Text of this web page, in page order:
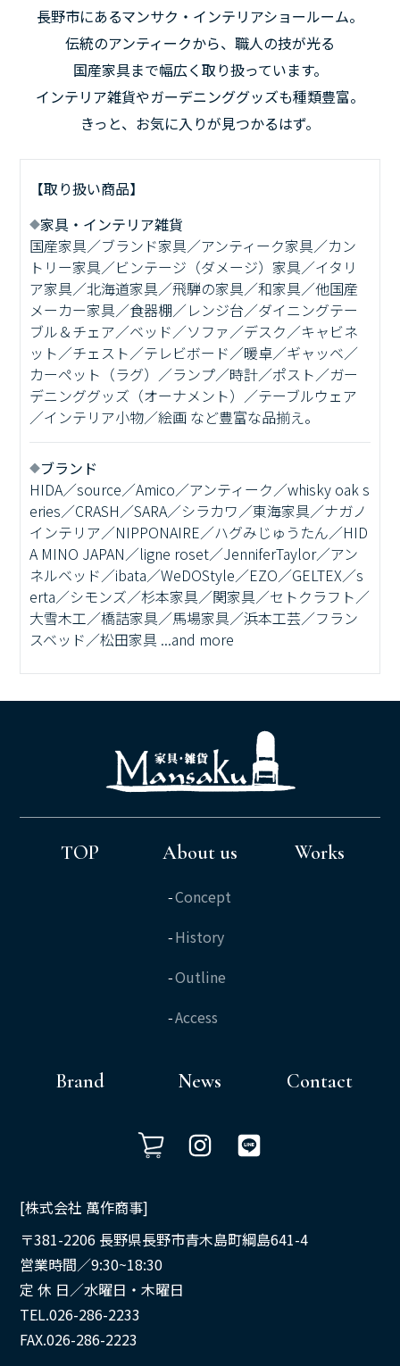
長野市にあるマンサク・インテリアショールーム。
伝統のアンティークから、職人の技が光る
国産家具まで幅広く取り扱っています。
インテリア雑貨やガーデニンググッズも種類豊富。
きっと、お気に入りが見つかるはず。
【取り扱い商品】
家具・インテリア雑貨
国産家具／ブランド家具／アンティーク家具／カン
トリー家具／ビンテージ（ダメージ）家具／イタリ
ア家具／北海道家具／飛騨の家具／和家具／他国産
メーカー家具／食器棚／レンジ台／ダイニングテー
ブル＆チェア／ベッド／ソファ／デスク／キャビネ
ット／チェスト／テレビボード／暖卓／ギャッベ／
カーペット（ラグ）／ランプ／時計／ポスト／ガー
デニンググッズ（オーナメント）／テーブルウェア
／インテリア小物／絵画 など豊富な品揃え。
ブランド
HIDA／source／Amico／アンティーク／whisky oak s
eries／CRASH／SARA／シラカワ／東海家具／ナガノ
インテリア／NIPPONAIRE／ハグみじゅうたん／HID
A MINO JAPAN／ligne roset／JenniferTaylor／アン
ネルベッド／ibata／WeDOStyle／EZO／GELTEX／s
erta／シモンズ／杉本家具／関家具／セトクラフト／
大雪木工／橋詰家具／馬場家具／浜本工芸／フラン
スベッド／松田家具 ...and more
TOP About us
Concept
History
Outline
Access
Works
Brand News Contact
[株式会社 萬作商事]
〒381-2206 長野県長野市青木島町綱島641-4
営業時間／9:30~18:30
定 休 日／水曜日・木曜日
TEL.026-286-2233
FAX.026-286-2223